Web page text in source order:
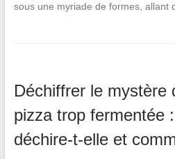
sous une myriade de formes, allant
Déchiffrer le mystère
pizza trop fermentée
déchire-t-elle et